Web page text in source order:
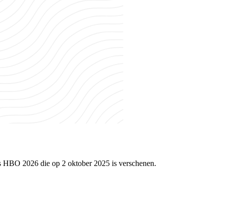
2026 die op 2 oktober 2025 is verschenen.